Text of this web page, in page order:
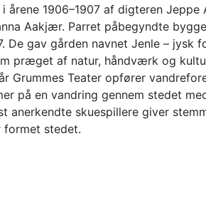
årene 1906–1907 af digteren
Aakjær. Parret påbegyndte
gav gården navnet Jenle – jysk
præget af natur, håndværk og
Grummes Teater opfører
på en vandring gennem stedet
anerkendte skuespillere giver
formet stedet.